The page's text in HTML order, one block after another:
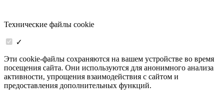
Технические файлы cookie
✓
Эти cookie-файлы сохраняются на вашем устройстве во время
посещения сайта. Они используются для анонимного анализа
активности, упрощения взаимодействия с сайтом и
предоставления дополнительных функций.